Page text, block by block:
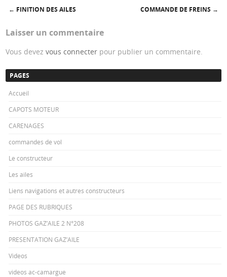
Post navigation
← FINITION DES AILES COMMANDE DE FREINS →
Laisser un commentaire
Vous devezvous connecter pour publier un commentaire.
PAGES
Accueil
CAPOTS MOTEUR
CARENAGES
commandes de vol
Le constructeur
Les ailes
Liens navigations et autres constructeurs
PAGE DES RUBRIQUES
PHOTOS GAZ’AILE 2 N°208
PRESENTATION GAZ’AILE
Videos
videos ac-camargue